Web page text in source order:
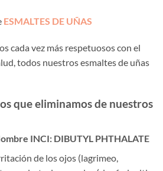
ESMALTES DE UÑAS
cada vez más respetuosos con el
todos nuestros esmaltes de uñas
que eliminamos de nuestros
INCI: DIBUTYL PHTHALATE
de los ojos (lagrimeo,